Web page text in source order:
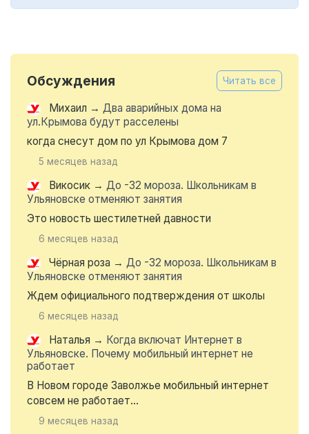
Обсуждения Читать все
Михаил → Два аварийных дома на
ул.Крымова будут расселены
когда снесут дом по ул Крымова дом 7
5 месяцев назад
Викосик → До -32 мороза. Школьникам в
Ульяновске отменяют занятия
Это новость шестилетней давности
6 месяцев назад
Чёрная роза → До -32 мороза. Школьникам в
Ульяновске отменяют занятия
Ждем официального подтверждения от школы
6 месяцев назад
Наталья → Когда включат Интернет в
Ульяновске. Почему мобильный интернет не
работает
В Новом городе Заволжье мобильный интернет
совсем не работает...
9 месяцев назад